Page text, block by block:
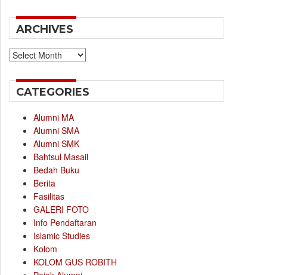
ARCHIVES
Archives
CATEGORIES
Alumni MA
Alumni SMA
Alumni SMK
Bahtsul Masail
Bedah Buku
Berita
Fasilitas
GALERI FOTO
Info Pendaftaran
Islamic Studies
Kolom
KOLOM GUS ROBITH